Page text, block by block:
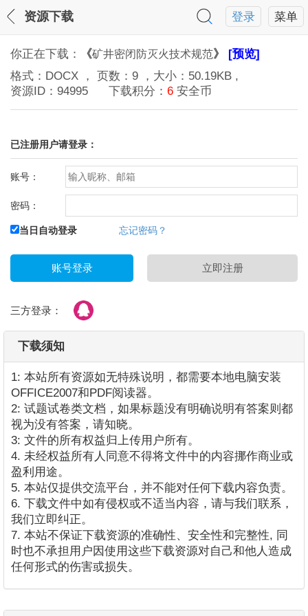
菜单
登录
资源下载
你正在下载： 《矿井密闭防灭火技术规范》 [预览]
格式： DOCX ， 页数： 9 ，大小： 50.19KB ,
资源ID： 94995 下载积分： 6 安全币
已注册用户请登录：
账号：
密码：
当日自动登录 忘记密码？
三方登录：
下载须知
1: 本站所有资源如无特殊说明，都需要本地电脑安装
OFFICE2007和PDF阅读器。
2: 试题试卷类文档，如果标题没有明确说明有答案则都
视为没有答案，请知晓。
3: 文件的所有权益归上传用户所有。
4. 未经权益所有人同意不得将文件中的内容挪作商业或
盈利用途。
5. 本站仅提供交流平台，并不能对任何下载内容负责。
6. 下载文件中如有侵权或不适当内容，请与我们联系，
我们立即纠正。
7. 本站不保证下载资源的准确性、安全性和完整性, 同
时也不承担用户因使用这些下载资源对自己和他人造成
任何形式的伤害或损失。